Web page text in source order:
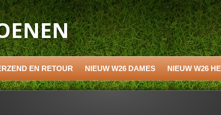
EN RETOUR NIEUW W26 DAMES NIEUW W26